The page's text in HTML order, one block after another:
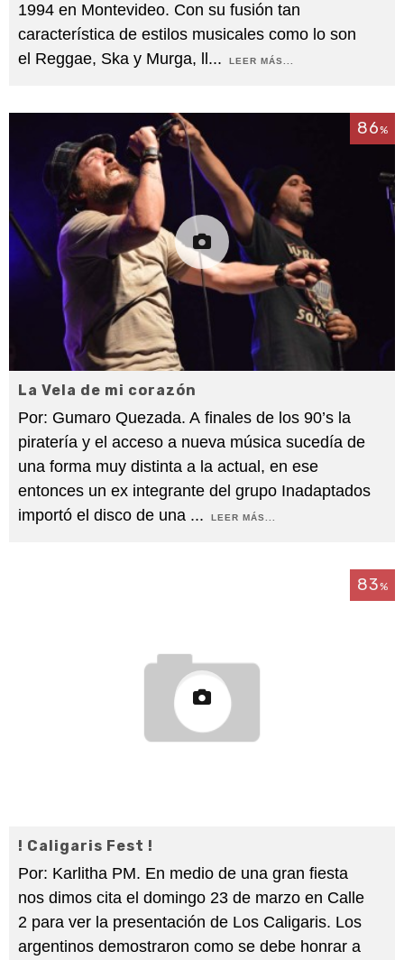
1994 en Montevideo. Con su fusión tan
característica de estilos musicales como lo son
el Reggae, Ska y Murga, ll ... LEER MÁS...
86%
La Vela de mi corazón
Por: Gumaro Quezada. A finales de los 90’s la
piratería y el acceso a nueva música sucedía de
una forma muy distinta a la actual, en ese
entonces un ex integrante del grupo Inadaptados
importó el disco de una ... LEER MÁS...
83 %
! Caligaris Fest !
Por: Karlitha PM. En medio de una gran fiesta
nos dimos cita el domingo 23 de marzo en Calle
2 para ver la presentación de Los Caligaris. Los
argentinos demostraron como se debe honrar a